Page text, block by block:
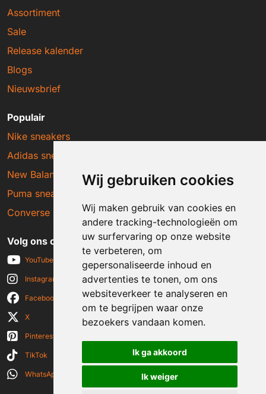
Wij gebruiken cookies
Wij maken gebruik van cookies en
andere tracking-technologieën om
uw surfervaring op onze website
te verbeteren, om
gepersonaliseerde inhoud en
advertenties te tonen, om ons
websiteverkeer te analyseren en
om te begrijpen waar onze
bezoekers vandaan komen.
Ik ga akkoord
Ik weiger
Assortiment
Sale
Release kalender
Blogs
Nieuwsbrief
Populair
Nike sneakers
Adidas sneakers
New Balance sneakers
Puma sneakers
Converse sneakers
Volg ons op social media
YouTube
Instagram
Facebook
X
Pinterest
TikTok
WhatsApp